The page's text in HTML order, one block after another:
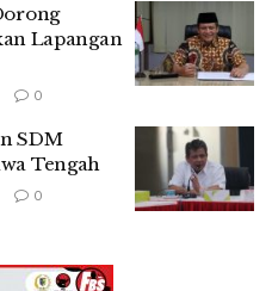
Lapangan
0
SDM
Tengah
0